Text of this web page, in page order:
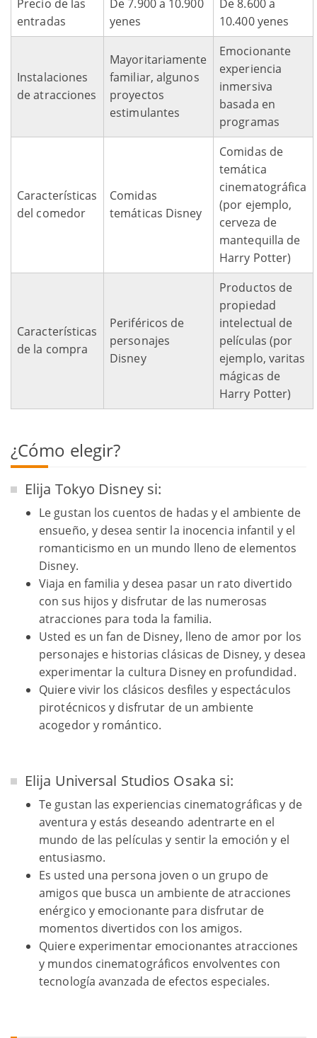
Precio de las
entradas
De 7.900 a 10.900
yenes
De 8.600 a
10.400 yenes
Instalaciones
de atracciones
Mayoritariamente
familiar, algunos
proyectos
estimulantes
Emocionante
experiencia
inmersiva
basada en
programas
Características
del comedor
Comidas
temáticas Disney
Comidas de
temática
cinematográfica
(por ejemplo,
cerveza de
mantequilla de
Harry Potter)
Características
de la compra
Periféricos de
personajes
Disney
Productos de
propiedad
intelectual de
películas (por
ejemplo, varitas
mágicas de
Harry Potter)
¿Cómo elegir?
Elija Tokyo Disney si:
Le gustan los cuentos de hadas y el ambiente de
ensueño, y desea sentir la inocencia infantil y el
romanticismo en un mundo lleno de elementos
Disney.
Viaja en familia y desea pasar un rato divertido
con sus hijos y disfrutar de las numerosas
atracciones para toda la familia.
Usted es un fan de Disney, lleno de amor por los
personajes e historias clásicas de Disney, y desea
experimentar la cultura Disney en profundidad.
Quiere vivir los clásicos desfiles y espectáculos
pirotécnicos y disfrutar de un ambiente
acogedor y romántico.
Elija Universal Studios Osaka si:
Te gustan las experiencias cinematográficas y de
aventura y estás deseando adentrarte en el
mundo de las películas y sentir la emoción y el
entusiasmo.
Es usted una persona joven o un grupo de
amigos que busca un ambiente de atracciones
enérgico y emocionante para disfrutar de
momentos divertidos con los amigos.
Quiere experimentar emocionantes atracciones
y mundos cinematográficos envolventes con
tecnología avanzada de efectos especiales.